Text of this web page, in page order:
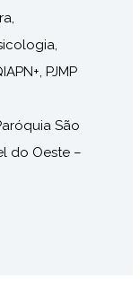
PJMP
São
do Oeste –